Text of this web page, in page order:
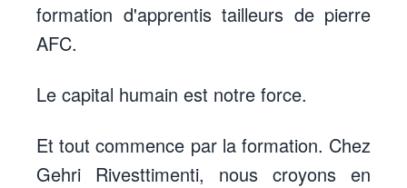
formation d'apprentis tailleurs de pierre
AFC.
Le capital humain est notre force.
Et tout commence par la formation. Chez
Gehri Rivesttimenti, nous croyons en